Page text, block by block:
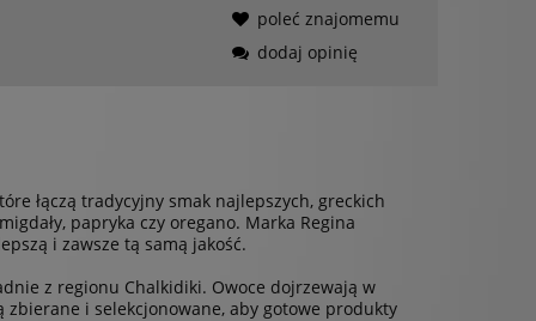
poleć znajomemu
dodaj opinię
łączą tradycyjny smak najlepszych, greckich
papryka czy oregano. Marka Regina
i zawsze tą samą jakość.
z regionu Chalkidiki. Owoce dojrzewają w
i selekcjonowane, aby gotowe produkty